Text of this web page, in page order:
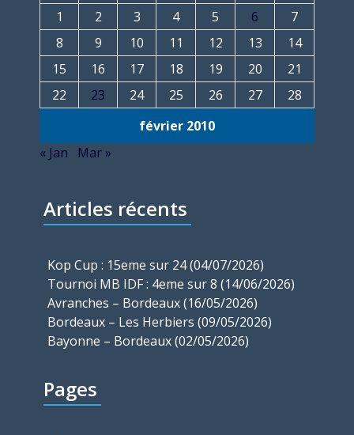
février 2010
1
2 3 4 5 6
7
8
9 10 11 12 13
14
15
16 17 18 19 20
21
22
23 24 25 26 27 28
« Jan Mar »
Articles récents
Kop Cup : 15eme sur 24 (04/07/2026)
Tournoi MB IDF : 4eme sur 8 (14/06/2026)
Avranches – Bordeaux (16/05/2026)
Bordeaux – Les Herbiers (09/05/2026)
Bayonne – Bordeaux (02/05/2026)
Pages